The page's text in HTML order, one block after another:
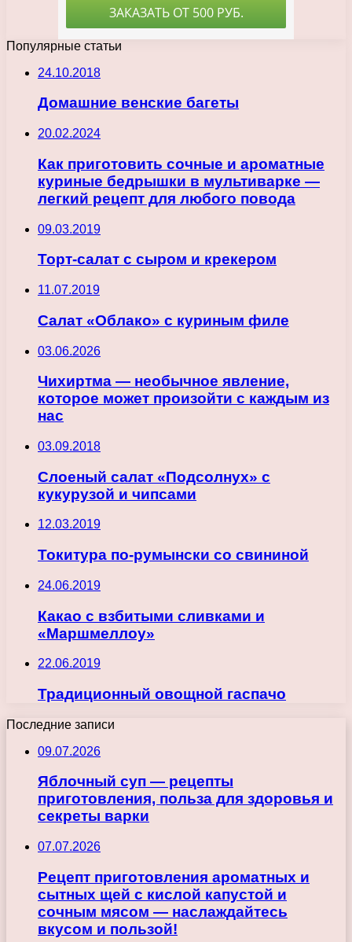
Популярные статьи
24.10.2018
Домашние венские багеты
20.02.2024
Как приготовить сочные и ароматные
куриные бедрышки в мультиварке —
легкий рецепт для любого повода
09.03.2019
Торт-салат с сыром и крекером
11.07.2019
Салат «Облако» с куриным филе
03.06.2026
Чихиртма — необычное явление,
которое может произойти с каждым из
нас
03.09.2018
Слоеный салат «Подсолнух» с
кукурузой и чипсами
12.03.2019
Токитура по-румынски со свининой
24.06.2019
Какао с взбитыми сливками и
«Маршмеллоу»
22.06.2019
Традиционный овощной гаспачо
Последние записи
09.07.2026
Яблочный суп — рецепты
приготовления, польза для здоровья и
секреты варки
07.07.2026
Рецепт приготовления ароматных и
сытных щей с кислой капустой и
сочным мясом — наслаждайтесь
вкусом и пользой!